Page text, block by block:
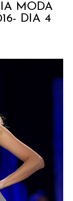
MODA
DIA 4